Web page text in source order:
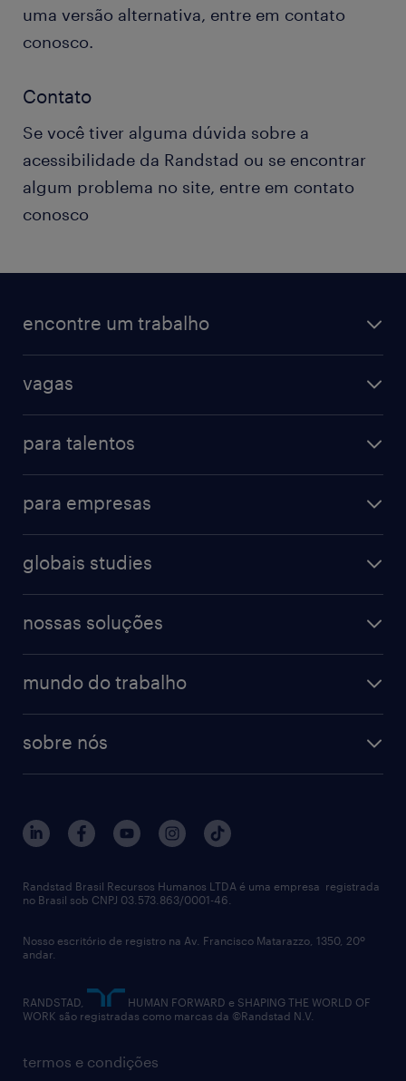
uma versão alternativa, entre em contato
conosco.
Contato
Se você tiver alguma dúvida sobre a
acessibilidade da Randstad ou se encontrar
algum problema no site, entre em contato
conosco
encontre um trabalho
vagas
para talentos
para empresas
globais studies
nossas soluções
mundo do trabalho
sobre nós
termos e condições
Randstad Brasil Recursos Humanos LTDA é uma empresa registrada
no Brasil sob CNPJ 03.573.863/0001-46.
Nosso escritório de registro na Av. Francisco Matarazzo, 1350, 20º
andar.
RANDSTAD,
HUMAN FORWARD e SHAPING THE WORLD OF
WORK são registradas como marcas da ©Randstad N.V.